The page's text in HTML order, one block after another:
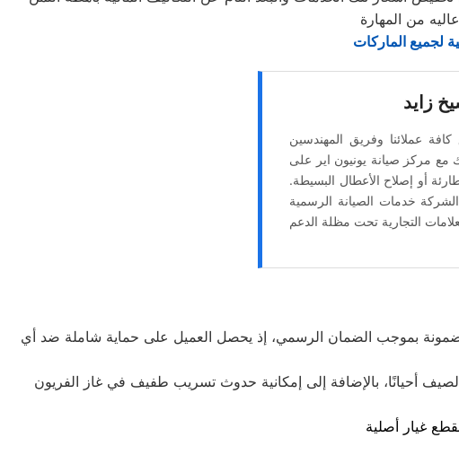
لجميع الماركات
زايد
عملائنا وفريق المهندسين
مع مركز صيانة يونيون اير على
أو إصلاح الأعطال البسيطة.
خدمات الصيانة الرسمية
مضمونة بموجب الضمان الرسمي، إذ يحصل العميل على حماية شاملة ضد أي